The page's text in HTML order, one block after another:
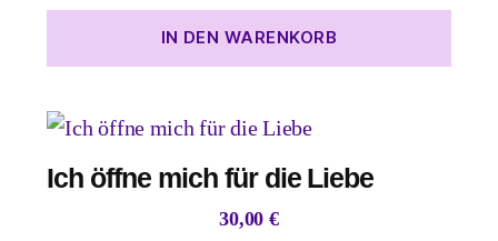
IN DEN WARENKORB
Ich öffne mich für die Liebe
30,00 €